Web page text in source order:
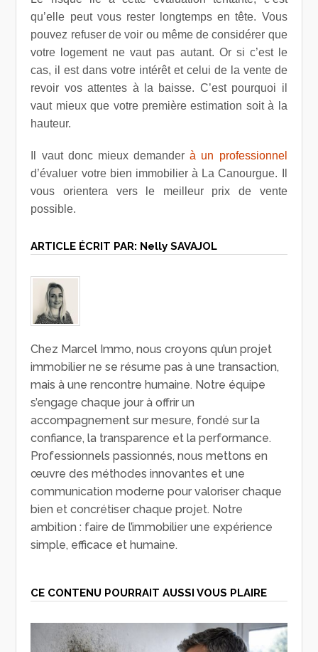
qu’elle peut vous rester longtemps en tête. Vous
pouvez refuser de voir ou même de considérer que
votre logement ne vaut pas autant. Or si c’est le
cas, il est dans votre intérêt et celui de la vente de
revoir vos attentes à la baisse. C’est pourquoi il
vaut mieux que votre première estimation soit à la
hauteur.
Il vaut donc mieux demanderà un professionnel
d’évaluer votre bien immobilier à La Canourgue. Il
vous orientera vers le meilleur prix de vente
possible.
ARTICLE ÉCRIT PAR: Nelly SAVAJOL
Chez Marcel Immo, nous croyons qu’un projet
immobilier ne se résume pas à une transaction,
mais à une rencontre humaine. Notre équipe
s’engage chaque jour à offrir un
accompagnement sur mesure, fondé sur la
confiance, la transparence et la performance.
Professionnels passionnés, nous mettons en
œuvre des méthodes innovantes et une
communication moderne pour valoriser chaque
bien et concrétiser chaque projet. Notre
ambition : faire de l’immobilier une expérience
simple, efficace et humaine.
CE CONTENU POURRAIT AUSSI VOUS PLAIRE